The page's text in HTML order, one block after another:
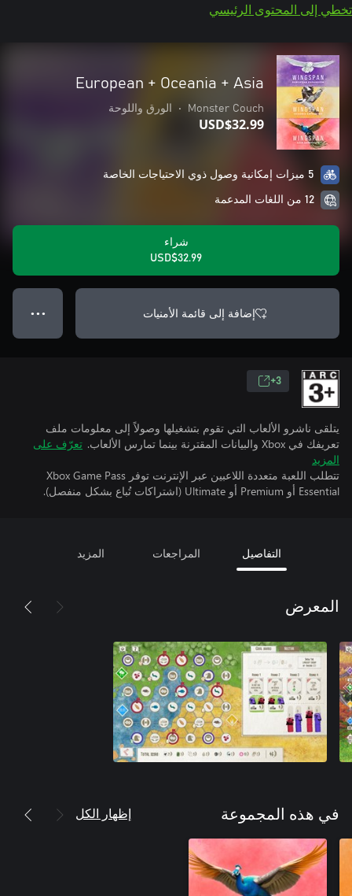
تخطي إلى المحتوى الرئيسي
European + Oceania + Asia
Monster Couch
• الورق واللوحة
USD$32.99
5 ميزات إمكانية وصول ذوي الاحتياجات الخاصة
12 من اللغات المدعمة
شراء
USD$32.99
إضافة إلى قائمة الأمنيات ● ● ●
3+
يتلقى ناشرو الألعاب التي تقوم بتشغيلها وصولاً إلى معلومات ملف
تعريفك في Xbox والبيانات المقترنة بينما تمارس الألعاب.
تعرّف على
المزيد
تتطلب اللعبة متعددة اللاعبين عبر الإنترنت توفر Xbox Game Pass
Essential أو Premium أو Ultimate (اشتراكات تُباع بشكل منفصل).
التفاصيل المراجعات المزيد
المعرض
في هذه المجموعة إظهار الكل